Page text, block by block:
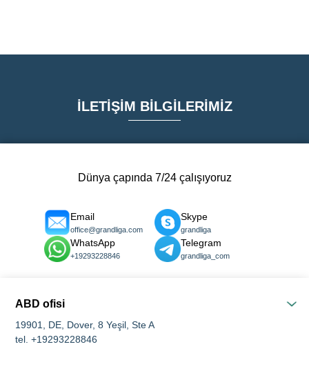
İLETİŞİM BİLGİLERİMİZ
ABD ofisi
19901, DE, Dover, 8 Yeşil, Ste A
tel. +19293228846
Dünya çapında 7/24 çalışıyoruz
Email
office@grandliga.com
Skype
grandliga
WhatsApp
+19293228846
Telegram
grandliga_com